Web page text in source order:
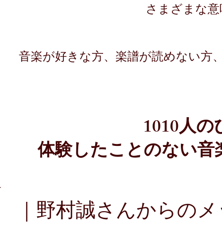
さまざまな
音楽が好きな方、楽譜が読めない方
1010人
体験したことのない
｜野村誠さんからの